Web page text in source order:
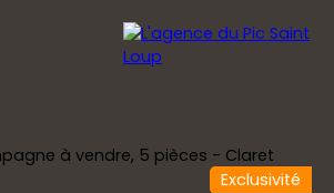
Exclusivité